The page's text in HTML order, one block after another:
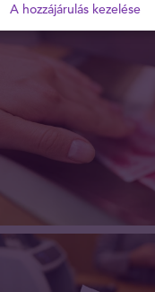
A hozzájárulás kezelése